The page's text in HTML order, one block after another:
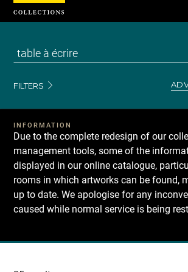
FILTERS
INFORMATION
Due to the complete redesign of our
management tools, some of the
displayed in our online catalogue,
rooms in which artworks can be found,
up to date. We apologise for any
caused while normal service is being
Recherche
Cookies management panel